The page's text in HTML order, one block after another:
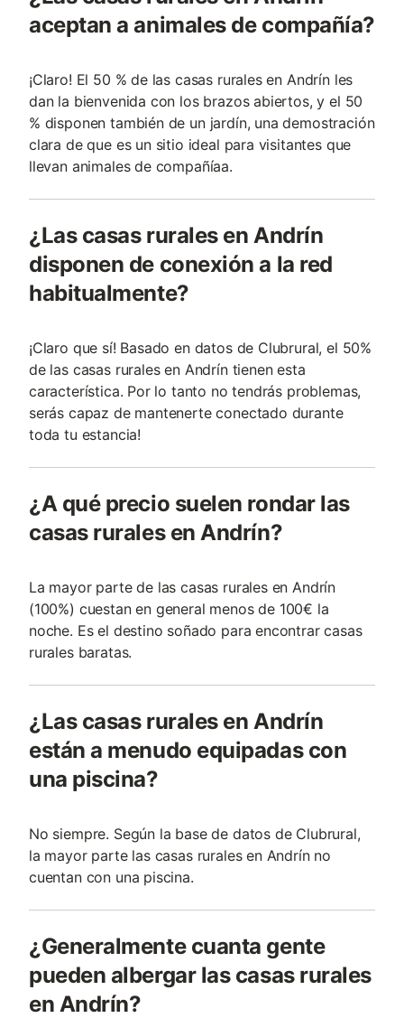
aceptan a animales de compañía?
¡Claro! El 50 % de las casas rurales en Andrín les
dan la bienvenida con los brazos abiertos, y el 50
% disponen también de un jardín, una demostración
clara de que es un sitio ideal para visitantes que
llevan animales de compañía­a.
¿Las casas rurales en Andrín
disponen de conexión a la red
habitualmente?
¡Claro que sí! Basado en datos de Clubrural, el 50%
de las casas rurales en Andrín tienen esta
característica. Por lo tanto no tendrás problemas,
serás capaz de mantenerte conectado durante
toda tu estancia!
¿A qué precio suelen rondar las
casas rurales en Andrín?
La mayor parte de las casas rurales en Andrín
(100%) cuestan en general menos de 100€ la
noche. Es el destino soñado para encontrar casas
rurales baratas.
¿Las casas rurales en Andrín
están a menudo equipadas con
una piscina?
No siempre. Según la base de datos de Clubrural,
la mayor parte las casas rurales en Andrín no
cuentan con una piscina.
¿Generalmente cuanta gente
pueden albergar las casas rurales
en Andrín?